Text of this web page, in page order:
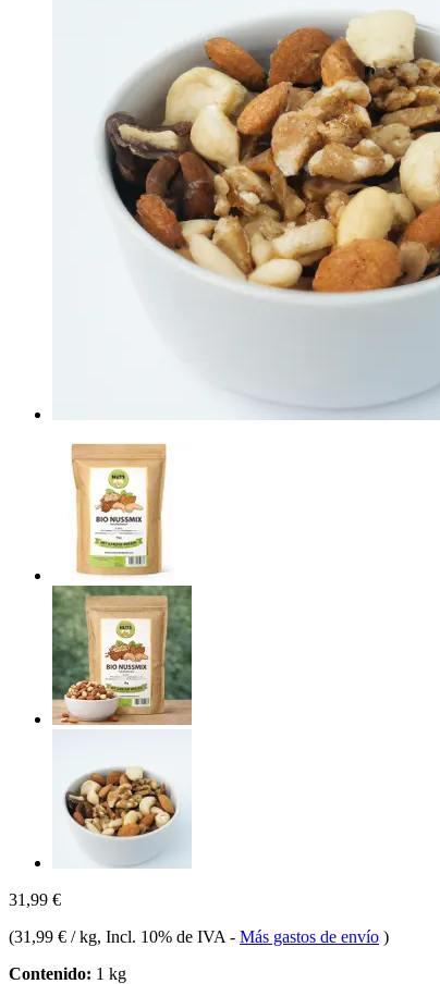
31,99 €
(31,99 € / kg, Incl. 10% de IVA - Más gastos de envío )
Contenido: 1 kg